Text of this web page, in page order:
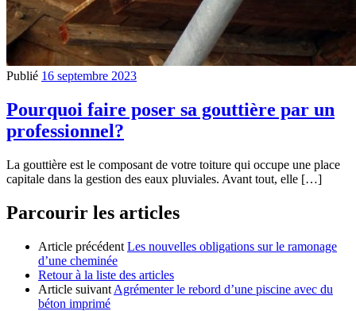
Publié 16 septembre 2023
Pourquoi faire poser sa gouttière par un
professionnel?
La gouttière est le composant de votre toiture qui occupe une place
capitale dans la gestion des eaux pluviales. Avant tout, elle […]
Parcourir les articles
Article précédent Les nouvelles obligations sur le ramonage
d’une cheminée
Retour à la liste des articles
Article suivant Agrémenter le rebord d’une piscine avec du
béton imprimé